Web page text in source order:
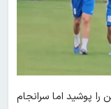
تا دوره ۲۰۲۳ این پیراهن را پوشید اما سرانجام